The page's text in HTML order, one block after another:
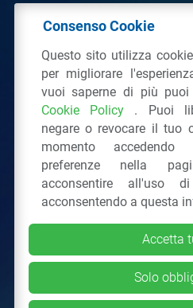
Plastiche
C.F.
Via San Vittore 36
Tel.: 02
Tutti i diritti riservati
Consenso Cookie
Questo sito utilizza
per migliorare
vuoi saperne di più
Cookie Policy . Puoi
negare o revocare il tuo
momento
preferenze nella
acconsentire all'uso
acconsentendo a questa
Accetta
Solo